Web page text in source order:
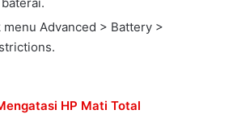
Advanced > Battery >
HP Mati Total